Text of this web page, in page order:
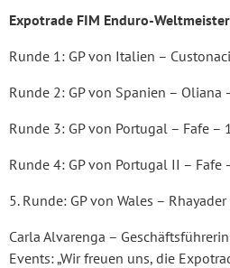
Expotrade FIM Enduro-
Runde 1: GP von Italien –
Runde 2: GP von Spanien – Oliana
Runde 3: GP von Portugal – Fafe –
Runde 4: GP von Portugal II – Fafe
5. Runde: GP von Wales –
Carla Alvarenga –
Events: „Wir freuen uns, die